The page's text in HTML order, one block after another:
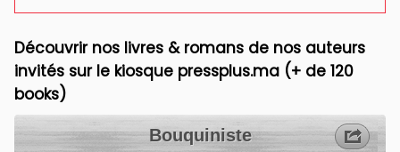
Découvrir nos livres & romans de nos auteurs
invités sur le kiosque pressplus.ma (+ de 120
books)